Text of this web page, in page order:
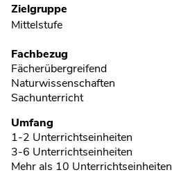
Zielgruppe
Mittelstufe
Fachbezug
Fächerübergreifend
Naturwissenschaften
Sachunterricht
Umfang
1-2 Unterrichtseinheiten
3-6 Unterrichtseinheiten
Mehr als 10 Unterrichtseinheiten